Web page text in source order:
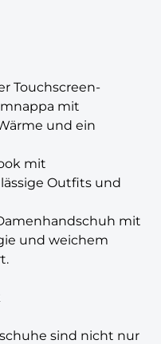
Touchscreen-
mit
und ein
mit
Outfits und
mit
und weichem
sind nicht nur